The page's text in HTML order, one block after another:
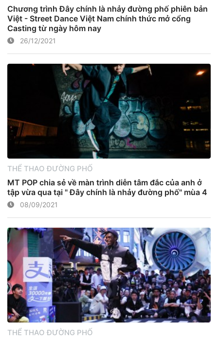
Chương trình Đây chính là nhảy đường phố phiên bản
Việt - Street Dance Việt Nam chính thức mở cổng
Casting từ ngày hôm nay
26/12/2021
THỂ THAO ĐƯỜNG PHỐ
MT POP chia sẻ về màn trình diễn tâm đắc của anh ở
tập vừa qua tại " Đây chính là nhảy đường phố" mùa 4
08/09/2021
THỂ THAO ĐƯỜNG PHỐ